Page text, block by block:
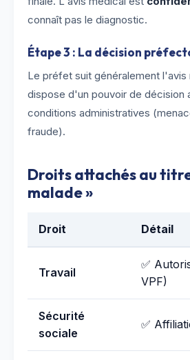
connaît pas le diagnostic.
Étape 3 : La décision
Le préfet suit généralement l'avis
dispose d'un pouvoir de décision
conditions administratives
fraude).
Droits attachés au
malade »
Droit Détail
Travail
✅
VPF)
Sécurité
sociale
✅